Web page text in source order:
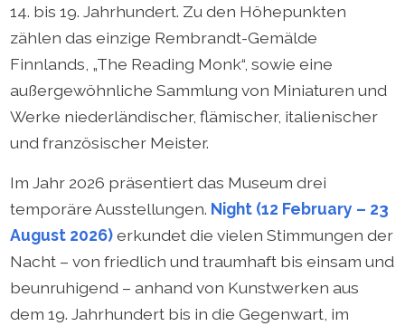
14. bis 19. Jahrhundert. Zu den Höhepunkten
zählen das einzige Rembrandt-Gemälde
Finnlands, „The Reading Monk“, sowie eine
außergewöhnliche Sammlung von Miniaturen und
Werke niederländischer, flämischer, italienischer
und französischer Meister.
Im Jahr 2026 präsentiert das Museum drei
temporäre Ausstellungen. Night (12 February – 23
August 2026)erkundet die vielen Stimmungen der
Nacht – von friedlich und traumhaft bis einsam und
beunruhigend – anhand von Kunstwerken aus
dem 19. Jahrhundert bis in die Gegenwart, im